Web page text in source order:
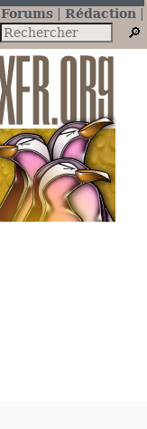
Forums
Rédaction